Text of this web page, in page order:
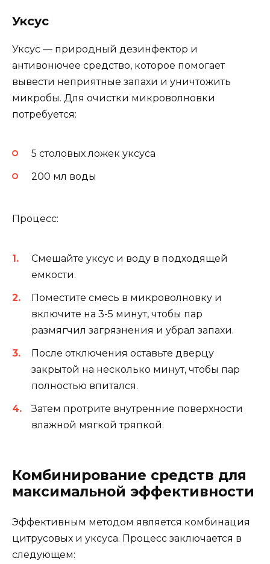
Уксус
Уксус — природный дезинфектор и
антивонючее средство, которое помогает
вывести неприятные запахи и уничтожить
микробы. Для очистки микроволновки
потребуется:
5 столовых ложек уксуса
200 мл воды
Процесс:
Смешайте уксус и воду в подходящей
емкости.
Поместите смесь в микроволновку и
включите на 3-5 минут, чтобы пар
размягчил загрязнения и убрал запахи.
После отключения оставьте дверцу
закрытой на несколько минут, чтобы пар
полностью впитался.
Затем протрите внутренние поверхности
влажной мягкой тряпкой.
Комбинирование средств для
максимальной эффективности
Эффективным методом является комбинация
цитрусовых и уксуса. Процесс заключается в
следующем: